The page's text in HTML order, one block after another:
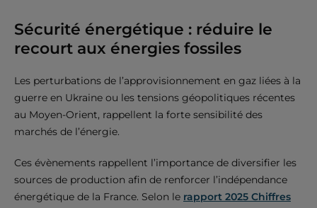
Sécurité énergétique : réduire le
recourt aux énergies fossiles
Les perturbations de l’approvisionnement en gaz liées à la
guerre en Ukraine ou les tensions géopolitiques récentes
au Moyen-Orient, rappellent la forte sensibilité des
marchés de l’énergie.
Ces évènements rappellent l’importance de diversifier les
sources de production afin de renforcer l’indépendance
énergétique de la France. Selon le rapport 2025 Chiffres